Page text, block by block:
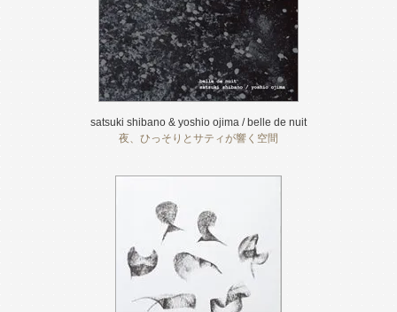
satsuki shibano & yoshio ojima / belle de nuit
夜、ひっそりとサティが響く空間